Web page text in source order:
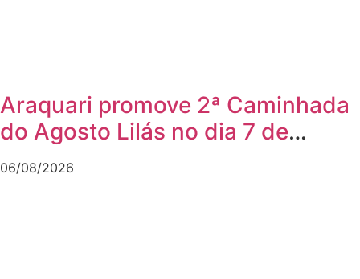
Araquari promove 2ª Caminhada
do Agosto Lilás no dia 7 de
agosto
06/08/2026